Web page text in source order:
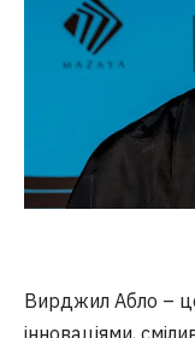
Вирджил Абло – це
інноваціями,